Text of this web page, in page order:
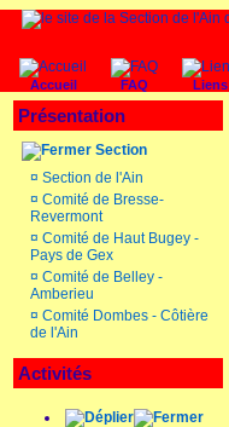
Accueil FAQ Liens
Présentation
Section
¤ Section de l'Ain
¤ Comité de Bresse-
Revermont
¤ Comité de Haut Bugey -
Pays de Gex
¤ Comité de Belley -
Amberieu
¤ Comité Dombes - Côtière
de l'Ain
Activités